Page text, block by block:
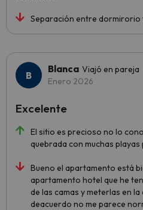
Separación entre dormirorio
Blanca Viajó en pareja
Enero 2026
El sitio es precioso no lo
quebrada con muchas
Bueno el apartamento está
apartamento hotel que he
de las camas y meterlas en
deacuerdo no me parece
Excelente